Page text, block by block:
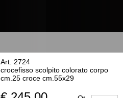
Art. 2724
crocefisso scolpito colorato corpo
cm.25 croce cm.55x29